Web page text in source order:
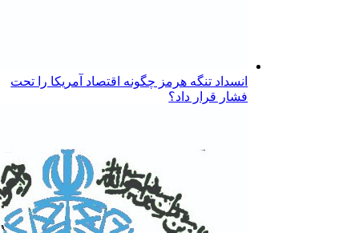
انسداد تنگه هرمز چگونه اقتصاد آمریکا را تحت
فشار قرار داد؟